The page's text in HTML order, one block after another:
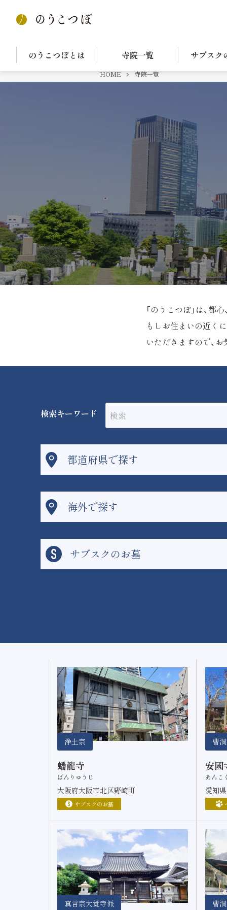
のうこつぼとは 寺院一覧 サブスク
HOME 寺院一覧
「のうこつぼ」は、
もしお住まいの近く
いただきますので、
検索キーワード
都道府県で探す
海外で探す
サブスクのお墓
浄土宗
蟠龍寺
ばんりゅうじ
大阪府大阪市北区野崎町
サブスクのお墓
曹
安國
あんこ
愛知
真言宗大覚寺派 曹